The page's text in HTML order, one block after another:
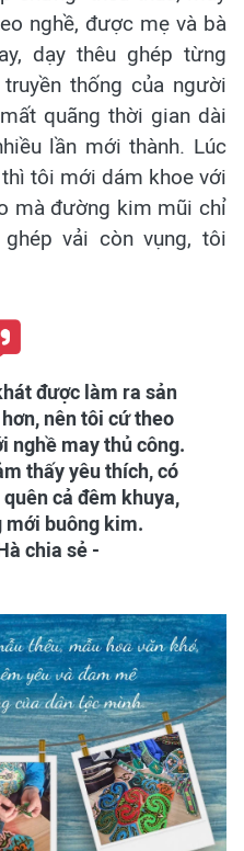
nghề, được mẹ và bà
dạy thêu ghép từng
thống của người
quãng thời gian dài
lần mới thành. Lúc
tôi mới dám khoe với
mà đường kim mũi chỉ
vải còn vụng, tôi
được làm ra sản
nên tôi cứ theo
nghề may thủ công.
thấy yêu thích, có
cả đêm khuya,
mới buông kim.
chia sẻ -